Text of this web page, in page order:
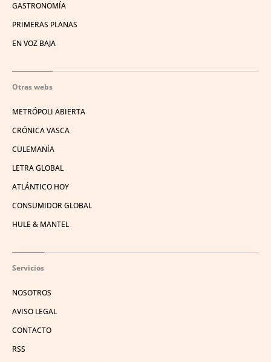
GASTRONOMÍA
PRIMERAS PLANAS
EN VOZ BAJA
Otras webs
METRÓPOLI ABIERTA
CRÓNICA VASCA
CULEMANÍA
LETRA GLOBAL
ATLÁNTICO HOY
CONSUMIDOR GLOBAL
HULE & MANTEL
Servicios
NOSOTROS
AVISO LEGAL
CONTACTO
RSS